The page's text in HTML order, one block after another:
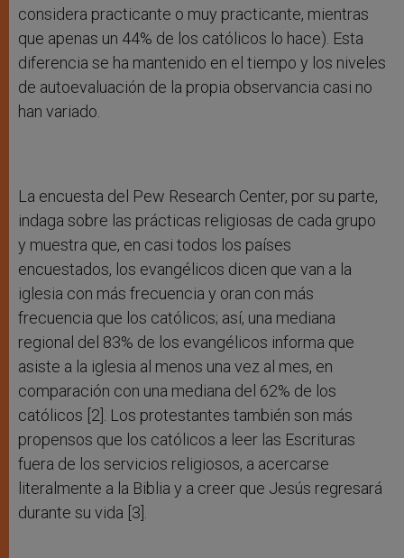
considera practicante o muy practicante, mientras
que apenas un 44% de los católicos lo hace). Esta
diferencia se ha mantenido en el tiempo y los niveles
de autoevaluación de la propia observancia casi no
han variado.
La encuesta del Pew Research Center, por su parte,
indaga sobre las prácticas religiosas de cada grupo
y muestra que, en casi todos los países
encuestados, los evangélicos dicen que van a la
iglesia con más frecuencia y oran con más
frecuencia que los católicos; así, una mediana
regional del 83% de los evangélicos informa que
asiste a la iglesia al menos una vez al mes, en
comparación con una mediana del 62% de los
católicos [2]. Los protestantes también son más
propensos que los católicos a leer las Escrituras
fuera de los servicios religiosos, a acercarse
literalmente a la Biblia y a creer que Jesús regresará
durante su vida [3].